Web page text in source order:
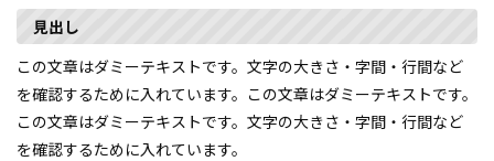
見出し
この文章はダミーテキストです。文字の大きさ・字間・行間など
を確認するために入れています。この文章はダミーテキストです。
この文章はダミーテキストです。文字の大きさ・字間・行間など
を確認するために入れています。